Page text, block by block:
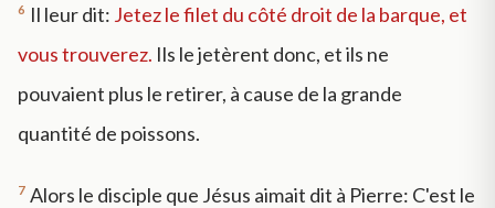
6 Il leur dit: Jetez le filet du côté droit de la barque, et
vous trouverez. Ils le jetèrent donc, et ils ne
pouvaient plus le retirer, à cause de la grande
quantité de poissons.
7 Alors le disciple que Jésus aimait dit à Pierre: C'est le